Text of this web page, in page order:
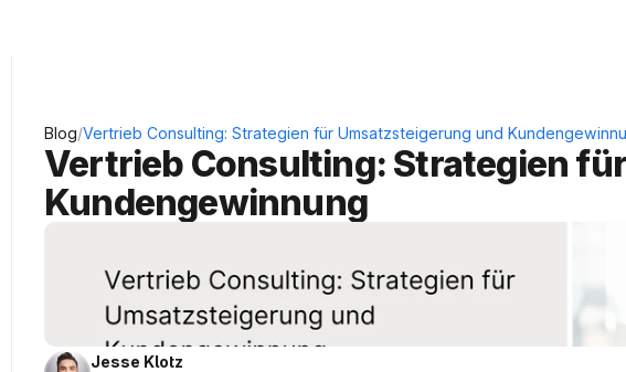
Blog/Vertrieb Consulting: Strategien für Umsatzsteigerung und
Vertrieb Consulting: Strategien
Kundengewinnung
Jesse Klotz